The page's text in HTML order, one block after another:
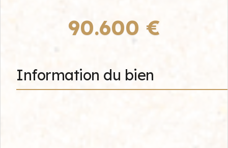
90.600 €
Information du bien